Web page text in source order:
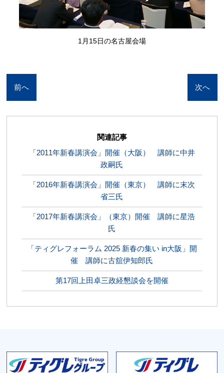
1月15日の名古屋会場
前へ 次へ
関連記事
「2011年新春講演会」開催（大阪） 講師に中井
政嗣氏
「2016年新春講演会」開催（東京） 講師に末次
省三氏
「2017年新春講演会」（東京）開催 講師に星浩
氏
「ティグレフォーラム 2025 新春の集い in大阪」開
催 講師に古舘伊知郎氏
第17回上田卓三政経懇談会を開催